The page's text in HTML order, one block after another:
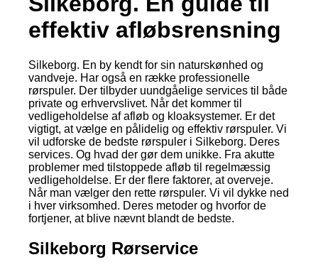
effektiv afløbsrensning
Silkeborg. En by kendt for sin naturskønhed og
vandveje. Har også en række professionelle
rørspuler. Der tilbyder uundgåelige services til både
private og erhvervslivet. Når det kommer til
vedligeholdelse af afløb og kloaksystemer. Er det
vigtigt, at vælge en pålidelig og effektiv rørspuler. Vi
vil udforske de bedste rørspuler i Silkeborg. Deres
services. Og hvad der gør dem unikke. Fra akutte
problemer med tilstoppede afløb til regelmæssig
vedligeholdelse. Er der flere faktorer, at overveje.
Når man vælger den rette rørspuler. Vi vil dykke ned
i hver virksomhed. Deres metoder og hvorfor de
fortjener, at blive nævnt blandt de bedste.
Silkeborg Rørservice